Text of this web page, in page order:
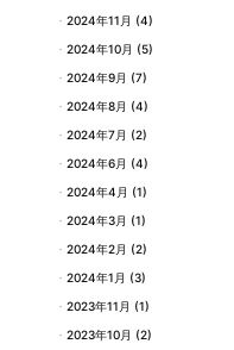
2024年11月 (4)
2024年10月 (5)
2024年9月 (7)
2024年8月 (4)
2024年7月 (2)
2024年6月 (4)
2024年4月 (1)
2024年3月 (1)
2024年2月 (2)
2024年1月 (3)
2023年11月 (1)
2023年10月 (2)